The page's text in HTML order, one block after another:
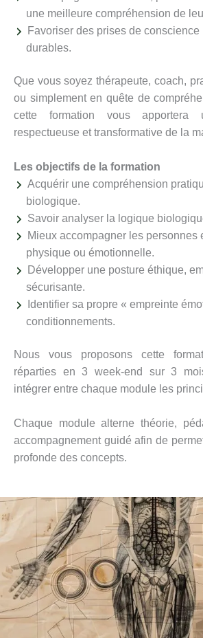
une meilleure compréhension de
Favoriser des prises de
durables.
Que vous soyez thérapeute, coach,
ou simplement en quête de
cette formation vous apportera
respectueuse et transformative de la
Les objectifs de la formation
Acquérir une compréhension
biologique.
Savoir analyser la logique
Mieux accompagner les personnes
physique ou émotionnelle.
Développer une posture éthique,
sécurisante.
Identifier sa propre « empreinte
conditionnements.
Nous vous proposons cette
réparties en 3 week-end sur 3
intégrer entre chaque module les
Chaque module alterne théorie,
accompagnement guidé afin de
profonde des concepts.